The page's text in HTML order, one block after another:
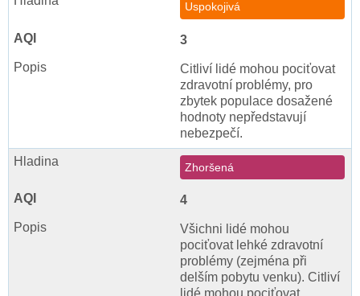
Uspokojivá
3
Citliví lidé mohou pociťovat
zdravotní problémy, pro
zbytek populace dosažené
hodnoty nepředstavují
nebezpečí.
Zhoršená
4
Všichni lidé mohou
pociťovat lehké zdravotní
problémy (zejména při
delším pobytu venku). Citliví
lidé mohou pociťovat